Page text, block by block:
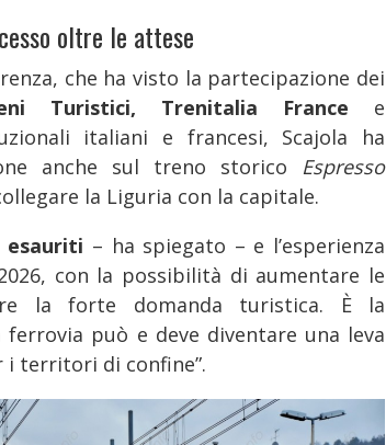
oltre le attese
che ha visto la partecipazione dei
Turistici, Trenitalia France e
italiani e francesi, Scajola ha
anche sul treno storico Espresso
la Liguria con la capitale.
esauriti – ha spiegato – e l’esperienza
con la possibilità di aumentare le
la forte domanda turistica. È la
può e deve diventare una leva
i territori di confine”.